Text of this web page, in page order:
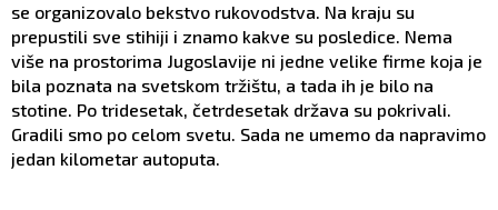
se organizovalo bekstvo rukovodstva. Na kraju su
prepustili sve stihiji i znamo kakve su posledice. Nema
više na prostorima Jugoslavije ni jedne velike firme koja je
bila poznata na svetskom tržištu, a tada ih je bilo na
stotine. Po tridesetak, četrdesetak država su pokrivali.
Gradili smo po celom svetu. Sada ne umemo da napravimo
jedan kilometar autoputa.